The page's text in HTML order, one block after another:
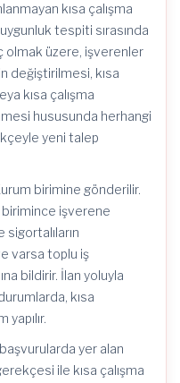
kısa çalışma
tespiti sırasında
olmak üzere, işverenler
değiştirilmesi, kısa
kısa çalışma
hususunda herhangi
yeni talep
birimine gönderilir.
birimince işverene
varsa toplu iş
bildirir. İlan yoluyla
kısa
yer alan
ile kısa çalışma